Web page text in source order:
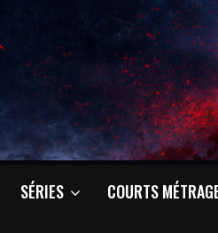
SÉRIES COURTS